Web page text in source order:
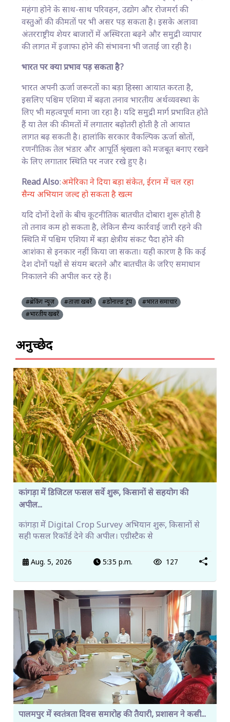
महंगा होने के साथ-साथ परिवहन, उद्योग और रोजमर्रा की
वस्तुओं की कीमतों पर भी असर पड़ सकता है। इसके अलावा
अंतरराष्ट्रीय शेयर बाजारों में अस्थिरता बढ़ने और समुद्री व्यापार
की लागत में इजाफा होने की संभावना भी जताई जा रही है।
भारत पर क्या प्रभाव पड़ सकता है?
भारत अपनी ऊर्जा जरूरतों का बड़ा हिस्सा आयात करता है,
इसलिए पश्चिम एशिया में बढ़ता तनाव भारतीय अर्थव्यवस्था के
लिए भी महत्वपूर्ण माना जा रहा है। यदि समुद्री मार्ग प्रभावित होते
हैं या तेल की कीमतों में लगातार बढ़ोतरी होती है तो आयात
लागत बढ़ सकती है। हालांकि सरकार वैकल्पिक ऊर्जा स्रोतों,
रणनीतिक तेल भंडार और आपूर्ति श्रृंखला को मजबूत बनाए रखने
के लिए लगातार स्थिति पर नजर रखे हुए है।
Read Also:अमेरिका ने दिया बड़ा संकेत, ईरान में चल रहा
सैन्य अभियान जल्द हो सकता है खत्म
यदि दोनों देशों के बीच कूटनीतिक बातचीत दोबारा शुरू होती है
तो तनाव कम हो सकता है, लेकिन सैन्य कार्रवाई जारी रहने की
स्थिति में पश्चिम एशिया में बड़ा क्षेत्रीय संकट पैदा होने की
आशंका से इनकार नहीं किया जा सकता। यही कारण है कि कई
देश दोनों पक्षों से संयम बरतने और बातचीत के जरिए समाधान
निकालने की अपील कर रहे हैं।
#ब्रेकिंग न्यूज़ #ताज़ा खबरें #डोनाल्ड ट्रंप
#भारत समाचार
#भारतीय खबरें
अनुच्छेद
कांगड़ा में डिजिटल फसल सर्वे शुरू, किसानों से सहयोग की
अपील...
कांगड़ा में Digital Crop Survey अभियान शुरू, किसानों से
सही फसल रिकॉर्ड देने की अपील। एग्रीस्टैक से
Aug. 5, 2026 5:35 p.m. 127
पालमपुर में स्वतंत्रता दिवस समारोह की तैयारी, प्रशासन ने कसी...